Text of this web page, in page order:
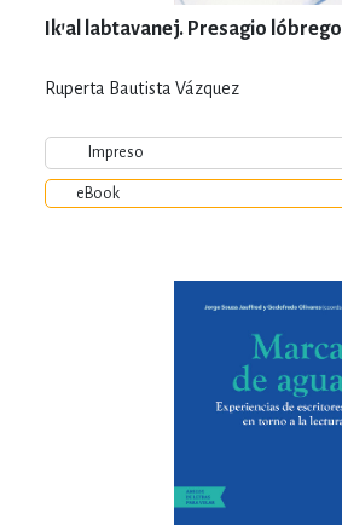
Ik'al labtavanej. Presagio lóbrego
Ruperta Bautista Vázquez
Impreso
eBook